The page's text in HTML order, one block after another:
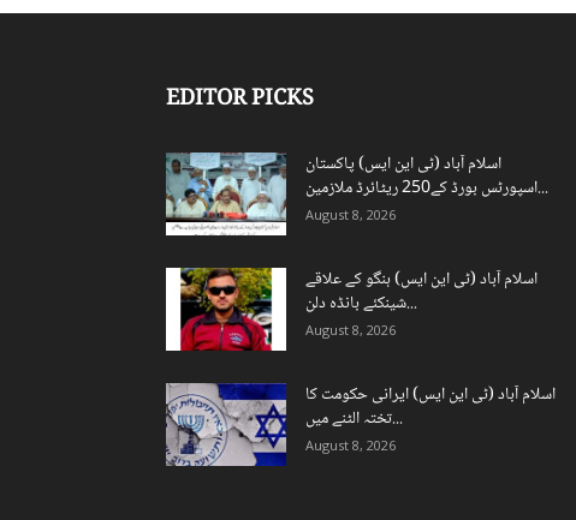
EDITOR PICKS
اسلام آباد (ٹی این ایس) پاکستان
اسپورٹس بورڈ کے250 ریٹائرڈ ملازمین...
August 8, 2026
اسلام آباد (ٹی این ایس) ہنگو کے علاقے
شینکئے بانڈہ دلن...
August 8, 2026
اسلام آباد (ٹی این ایس) ایرانی حکومت کا
تختہ الٹنے میں...
August 8, 2026